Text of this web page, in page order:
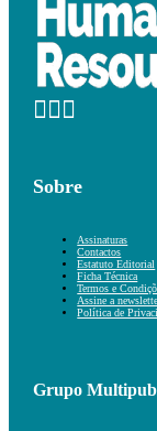
Sobre
Assinaturas
Contactos
Estatuto Editorial
Ficha Técnica
Termos e
Assine a
Política de
Grupo